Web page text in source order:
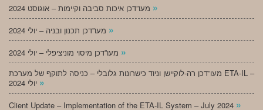
»
»
»
מעו”דכן רה-לוקיישן וניוד כישרונות גלובלי – כניסה לתוקף של מערכת ETA-IL –
»
Client Update – Implementation of the ETA-IL System – July 2024 »